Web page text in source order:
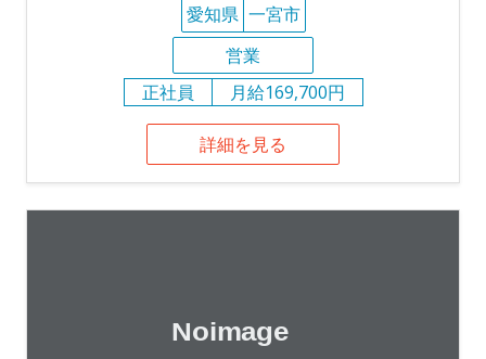
愛知県 一宮市
営業
正社員
月給169,700円
詳細を見る